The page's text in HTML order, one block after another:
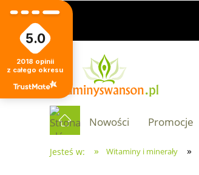
Nowości Promocje
Jesteś w: » Witaminy i minerały »
5.0
2018 opinii
z całego okresu